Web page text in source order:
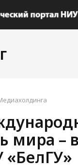
мира – в
«БелГУ»